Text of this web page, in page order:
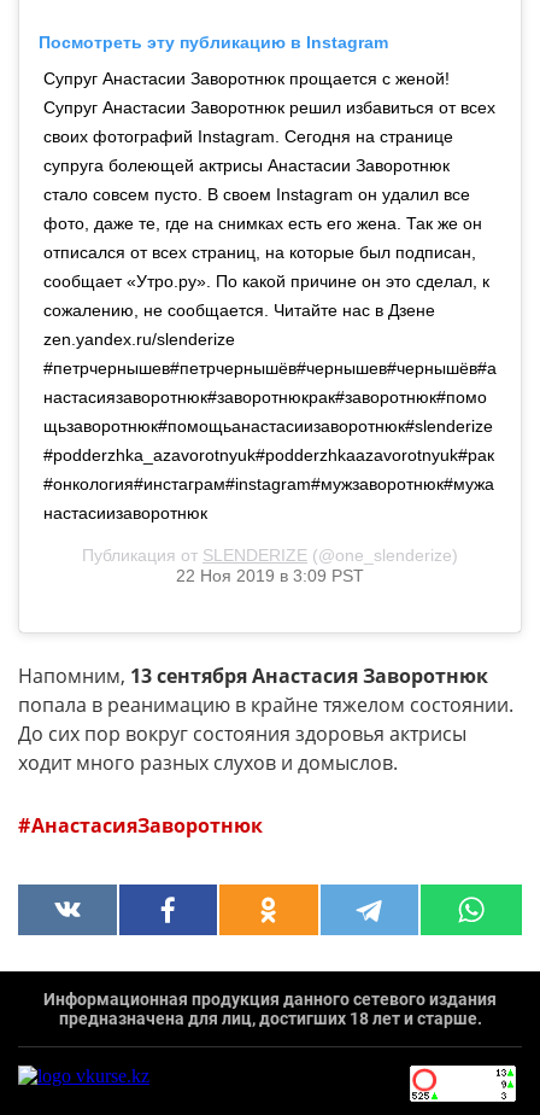
Посмотреть эту публикацию в Instagram
Супруг Анастасии Заворотнюк прощается с женой!
Супруг Анастасии Заворотнюк решил избавиться от всех
своих фотографий Instagram. Сегодня на странице
супруга болеющей актрисы Анастасии Заворотнюк
стало совсем пусто. В своем Instagram он удалил все
фото, даже те, где на снимках есть его жена. Так же он
отписался от всех страниц, на которые был подписан,
сообщает «Утро.ру». По какой причине он это сделал, к
сожалению, не сообщается. Читайте нас в Дзене
zen.yandex.ru/slenderize
#петрчернышев#петрчернышёв#чернышев#чернышёв#а
настасиязаворотнюк#заворотнюкрак#заворотнюк#помо
щьзаворотнюк#помощьанастасиизаворотнюк#slenderize
#podderzhka_azavorotnyuk#podderzhkaazavorotnyuk#рак
#онкология#инстаграм#instagram#мужзаворотнюк#мужа
настасиизаворотнюк
Публикация от SLENDERIZE (@one_slenderize)
22 Ноя 2019 в 3:09 PST
Напомним, 13 сентября Анастасия Заворотнюк
попала в реанимацию в крайне тяжелом состоянии.
До сих пор вокруг состояния здоровья актрисы
ходит много разных слухов и домыслов.
АнастасияЗаворотнюк
Информационная продукция данного сетевого издания
предназначена для лиц, достигших 18 лет и старше.